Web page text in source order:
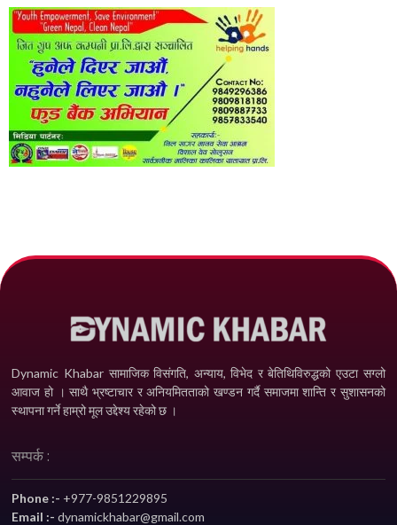
Dynamic Khabar सामाजिक विसंगति, अन्याय, विभेद­ र बेतिथिविरुद्धको एउटा सग्लो
आवाज हो । साथै भ्रष्टाचार र अनियमितताको खण्डन गर्दै समाजमा शान्ति र सुशासनको
स्थापना गर्ने हाम्रो मूल उद्देश्य रहेको छ ।
सम्पर्क :
Phone :- +977-9851229895
Email :-dynamickhabar@gmail.com